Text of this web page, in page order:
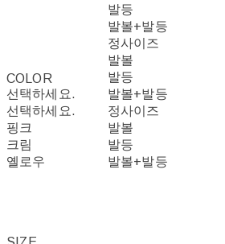
COLOR
선택하세요.
선택하세요.
핑크
크림
옐로우
발등
발볼+발등
정사이즈
발볼
발등
발볼+발등
정사이즈
발볼
발등
발볼+발등